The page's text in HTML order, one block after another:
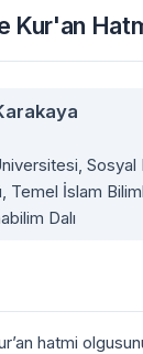
Kur'an
Sosyal
Temel İslam
Dalı
hatmi